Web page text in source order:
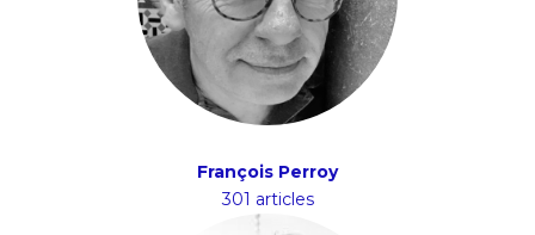
François Perroy
301 articles